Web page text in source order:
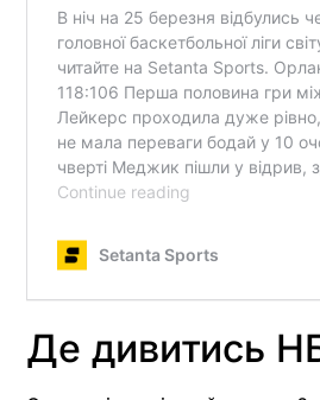
Де дивитись